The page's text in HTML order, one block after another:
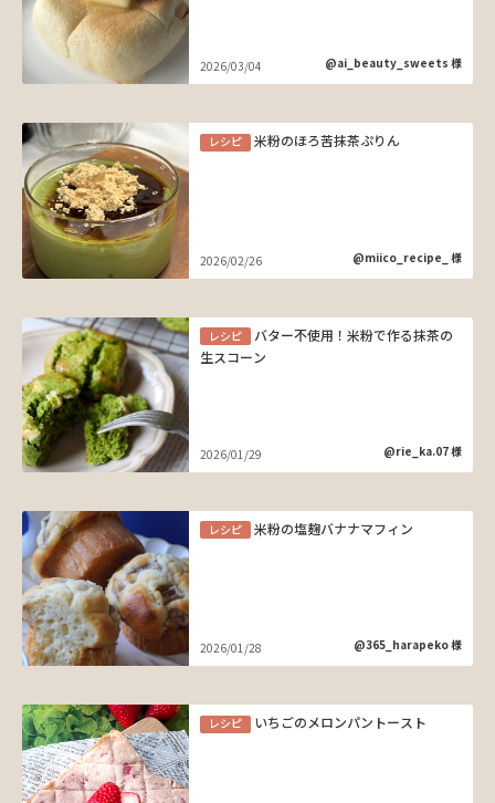
2026/03/04 @ai_beauty_sweets 様
レシピ 米粉のほろ苦抹茶ぷりん
2026/02/26 @miico_recipe_ 様
レシピ
バター不使用！米粉で作る抹茶の
生スコーン
2026/01/29 @rie_ka.07 様
レシピ 米粉の塩麹バナナマフィン
2026/01/28 @365_harapeko 様
レシピ いちごのメロンパントースト